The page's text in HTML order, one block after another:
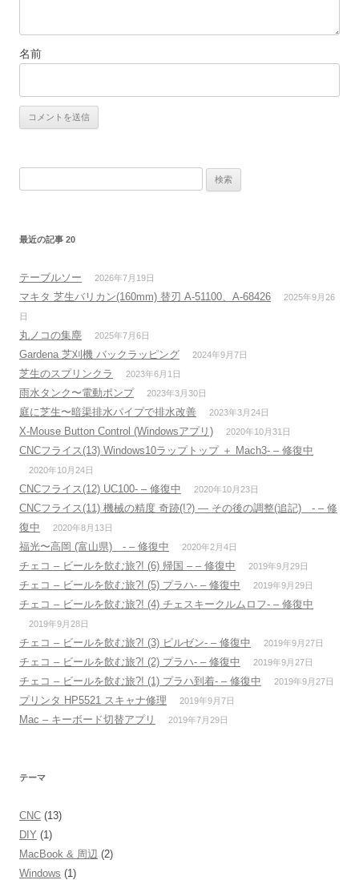
名前
索:
最近の記事 20
テーブルソー 2026年7月19日
マキタ 芝生バリカン(160mm) 替刃 A-51100、A-68426
2025年9月26
日
丸ノコの集塵 2025年7月6日
Gardena 芝刈機 バックラッピング 2024年9月7日
芝生のスプリンクラ 2023年6月1日
雨水タンク〜電動ポンプ 2023年3月30日
庭に芝生〜暗渠排水パイプで排水改善 2023年3月24日
X-Mouse Button Control (Windowsアプリ) 2020年10月31日
CNCフライス(13) Windows10ラップトップ ＋ Mach3- – 修復中
2020年10月24日
CNCフライス(12) UC100- – 修復中 2020年10月23日
CNCフライス(11) 機械の精度 奇跡(!?) — その後の調整(追記) - – 修
復中
2020年8月13日
福光〜高岡 (富山県) - – 修復中 2020年2月4日
チェコ – ビールを飲む旅?! (6) 帰国 – – 修復中 2019年9月29日
チェコ – ビールを飲む旅?! (5) プラハ- – 修復中 2019年9月29日
チェコ – ビールを飲む旅?! (4) チェスキークルムロフ- – 修復中
2019年9月28日
チェコ – ビールを飲む旅?! (3) ピルゼン- – 修復中 2019年9月27日
チェコ – ビールを飲む旅?! (2) プラハ- – 修復中 2019年9月27日
チェコ – ビールを飲む旅?! (1) プラハ到着- – 修復中 2019年9月27日
プリンタ HP5521 スキャナ修理 2019年9月7日
Mac – キーボード切替アプリ 2019年7月29日
テーマ
CNC (13)
DIY (1)
MacBook & 周辺 (2)
Windows (1)